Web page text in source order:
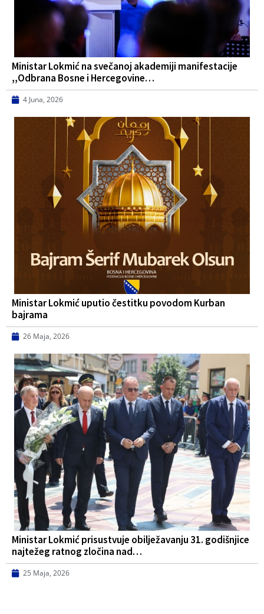
Ministar Lokmić na svečanoj akademiji manifestacije
,,Odbrana Bosne i Hercegovine…
4 Juna, 2026
Ministar Lokmić uputio čestitku povodom Kurban
bajrama
26 Maja, 2026
Ministar Lokmić prisustvuje obilježavanju 31. godišnjice
najtežeg ratnog zločina nad…
25 Maja, 2026